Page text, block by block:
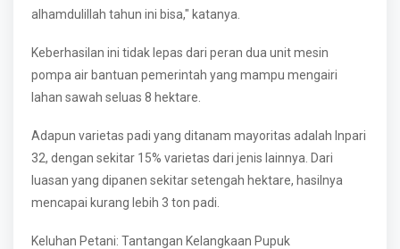
alhamdulillah tahun ini bisa," katanya.
Keberhasilan ini tidak lepas dari peran dua unit mesin
pompa air bantuan pemerintah yang mampu mengairi
lahan sawah seluas 8 hektare.
Adapun varietas padi yang ditanam mayoritas adalah Inpari
32, dengan sekitar 15% varietas dari jenis lainnya. Dari
luasan yang dipanen sekitar setengah hektare, hasilnya
mencapai kurang lebih 3 ton padi.
Keluhan Petani: Tantangan Kelangkaan Pupuk